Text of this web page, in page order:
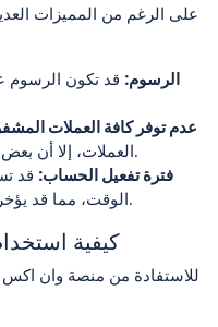
على الرغم من المميزات
الرسوم: قد تكون الرسوم
عدم توفر كافة العملات
العملات، إلا أن بعض الأصول الشائعة قد لا تكون متاحة.
فترة تفعيل الحساب: قد
الوقت، مما قد يؤخر من بدء المستخدمين في التداول.
كيفية
للاستفادة من منصة وان